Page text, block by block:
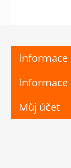
Informace
Informace
Můj účet